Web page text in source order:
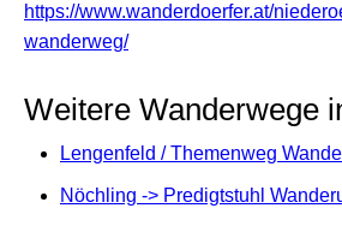
https://www.wanderdoerfer.at/
wanderweg/
Weitere Wanderwege
Lengenfeld / Themenweg
Nöchling -> Predigtstuhl